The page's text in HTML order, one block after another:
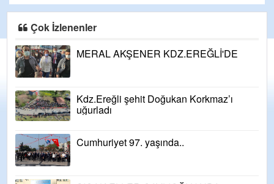
Çok İzlenenler
MERAL AKŞENER KDZ.EREĞLİ'DE
Kdz.Ereğli şehit Doğukan Korkmaz’ı
uğurladı
Cumhuriyet 97. yaşında..